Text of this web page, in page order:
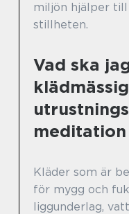
miljön hjälper
stillheten.
Vad ska
Kläder som är
för mygg och
liggunderlag,